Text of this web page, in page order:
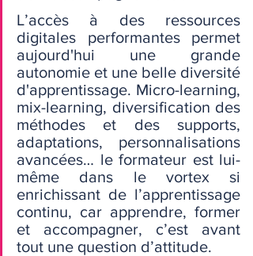
L’accès à des ressources
digitales performantes permet
aujourd'hui une grande
autonomie et une belle diversité
d'apprentissage. Micro-learning,
mix-learning, diversification des
méthodes et des supports,
adaptations, personnalisations
avancées… le formateur est lui-
même dans le vortex si
enrichissant de l’apprentissage
continu, car apprendre, former
et accompagner, c’est avant
tout une question d’attitude.